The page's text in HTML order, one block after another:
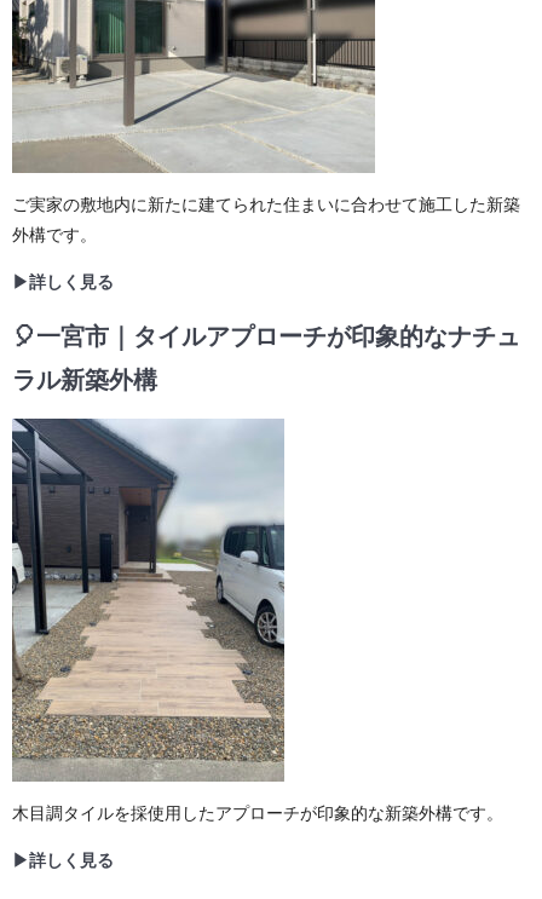
ご実家の敷地内に新たに建てられた住まいに合わせて施工した新築
外構です。
▶詳しく見る
🎈一宮市｜タイルアプローチが印象的なナチュ
ラル新築外構
木目調タイルを採使用したアプローチが印象的な新築外構です。
▶詳しく見る